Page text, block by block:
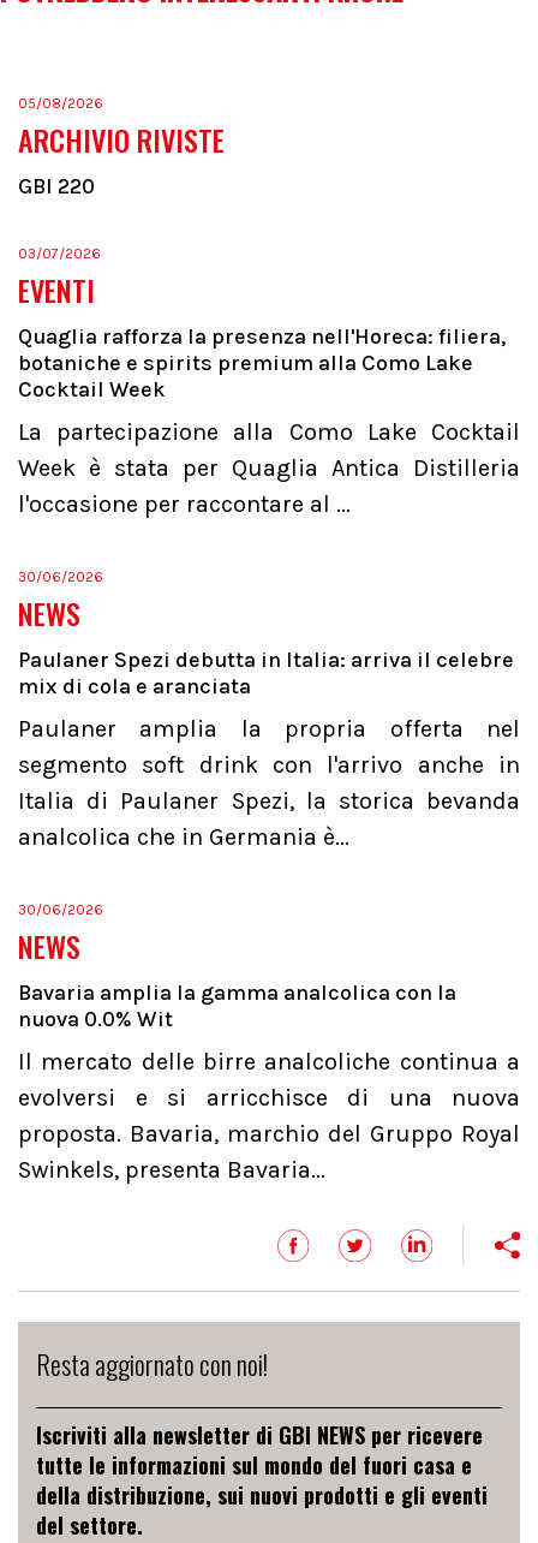
05/08/2026
ARCHIVIO RIVISTE
GBI 220
03/07/2026
EVENTI
Quaglia rafforza la presenza nell'Horeca: filiera,
botaniche e spirits premium alla Como Lake
Cocktail Week
La partecipazione alla Como Lake Cocktail
Week è stata per Quaglia Antica Distilleria
l'occasione per raccontare al ...
30/06/2026
NEWS
Paulaner Spezi debutta in Italia: arriva il celebre
mix di cola e aranciata
Paulaner amplia la propria offerta nel
segmento soft drink con l'arrivo anche in
Italia di Paulaner Spezi, la storica bevanda
analcolica che in Germania è...
30/06/2026
NEWS
Bavaria amplia la gamma analcolica con la
nuova 0.0% Wit
Il mercato delle birre analcoliche continua a
evolversi e si arricchisce di una nuova
proposta. Bavaria, marchio del Gruppo Royal
Swinkels, presenta Bavaria...
Resta aggiornato con noi!
Iscriviti alla newsletter di GBI NEWS per ricevere
tutte le informazioni sul mondo del fuori casa e
della distribuzione, sui nuovi prodotti e gli eventi
del settore.